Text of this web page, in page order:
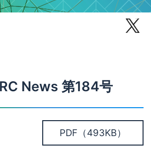
News 第184号
PDF （493KB）